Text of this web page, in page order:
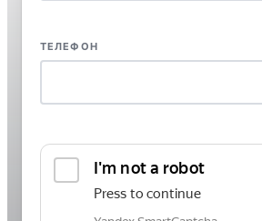
ТЕЛЕФОН